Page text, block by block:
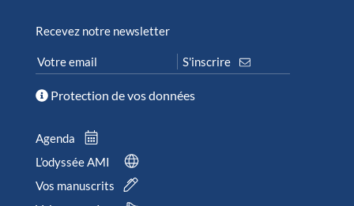
Recevez notre newsletter
Protection de vos données
Agenda
L’odyssée AMI
Vos manuscrits